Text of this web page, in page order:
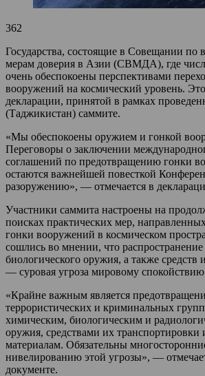
362
Государства, состоящие в Совещании по
мерам доверия в Азии (СВМДА), где
очень обеспокоены перспективами
вооружений на космический уровень.
декларации, принятой в рамках
(Таджикистан) саммите.
«Мы обеспокоены оружием и гонкой
Переговоры о заключении
соглашений по предотвращению гонки
остаются важнейшей повесткой
разоружению», — отмечается в
Участники саммита настроены на
поисках практических мер,
гонки вооружений в космическом
сошлись во мнении, что
биологического оружия, а также средств
— суровая угроза мировому спокойствию
«Крайне важным является
террористических и криминальных групп
химическим, биологическим и
оружия, средствами их
материалам. Обязательны
нивелированию этой угрозы», —
документе.